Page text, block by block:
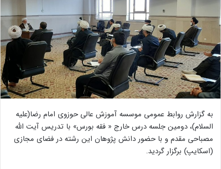
به گزارش روابط عمومی موسسه آموزش عالی حوزوی امام رضا(علیه
السلام)، دومین جلسه درس خارج « فقه بورس» با تدریس آیت الله
مصباحی مقدم و با حضور دانش پژوهان این رشته در فضای مجازی
(اسکایپ) برگزار گردید.